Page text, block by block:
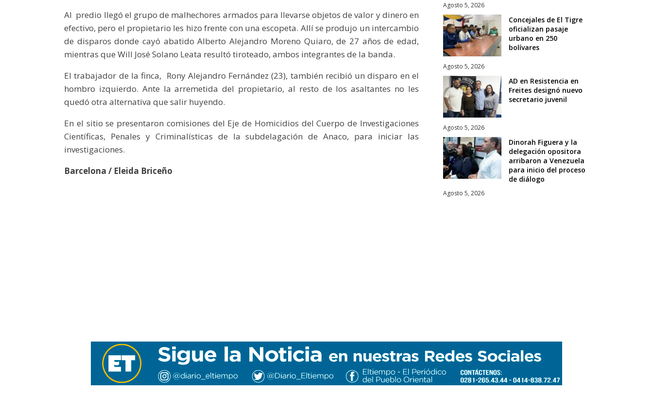
Al predio llegó el grupo de malhechores armados para llevarse objetos de valor y dinero en
efectivo, pero el propietario les hizo frente con una escopeta. Allí se produjo un intercambio
de disparos donde cayó abatido Alberto Alejandro Moreno Quiaro, de 27 años de edad,
mientras que Will José Solano Leata resultó tiroteado, ambos integrantes de la banda.
El trabajador de la finca, Rony Alejandro Fernández (23), también recibió un disparo en el
hombro izquierdo. Ante la arremetida del propietario, al resto de los asaltantes no les
quedó otra alternativa que salir huyendo.
En el sitio se presentaron comisiones del Eje de Homicidios del Cuerpo de Investigaciones
Científicas, Penales y Criminalísticas de la subdelagación de Anaco, para iniciar las
investigaciones.
Barcelona / Eleida Briceño
Agosto 5, 2026
Concejales de El Tigre
oficializan pasaje
urbano en 250
bolívares
Agosto 5, 2026
AD en Resistencia en
Freites designó nuevo
secretario juvenil
Agosto 5, 2026
Dinorah Figuera y la
delegación opositora
arribaron a Venezuela
para inicio del proceso
de diálogo
Agosto 5, 2026